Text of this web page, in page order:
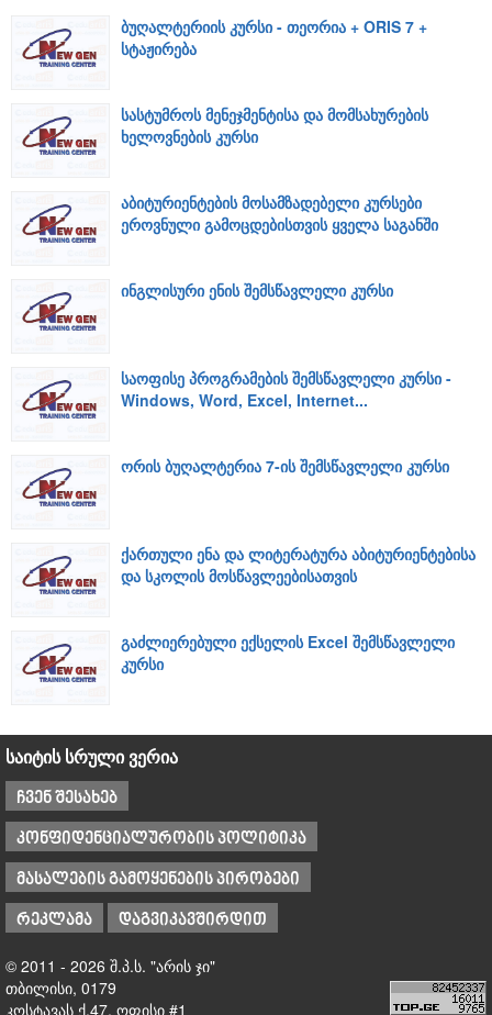
ბუღალტერიის კურსი - თეორია + ORIS 7 +
სტაჟირება
სასტუმროს მენეჯმენტისა და მომსახურების
ხელოვნების კურსი
აბიტურიენტების მოსამზადებელი კურსები
ეროვნული გამოცდებისთვის ყველა საგანში
ინგლისური ენის შემსწავლელი კურსი
საოფისე პროგრამების შემსწავლელი კურსი -
Windows, Word, Excel, Internet...
ორის ბუღალტერია 7-ის შემსწავლელი კურსი
ქართული ენა და ლიტერატურა აბიტურიენტებისა
და სკოლის მოსწავლეებისათვის
გაძლიერებული ექსელის Excel შემსწავლელი
კურსი
საიტის სრული ვერია
ჩვენ შესახებ
კონფიდენციალურობის პოლიტიკა
მასალების გამოყენების პირობები
რეკლამა დაგვიკავშირდით
© 2011 - 2026 შ.პ.ს. "არის ჯი"
თბილისი, 0179
კოსტავას ქ.47, ოფისი #1